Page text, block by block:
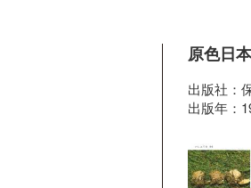
原色日
出版社：
出版年：